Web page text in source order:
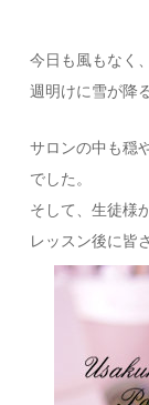
今日も風もなく
週明けに雪が降
サロンの中も穏
でした。
そして、生徒様
レッスン後に皆